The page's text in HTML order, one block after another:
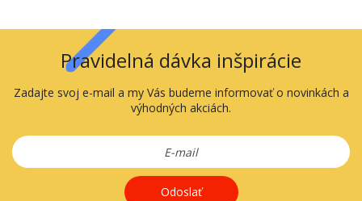
Pravidelná dávka inšpirácie
Zadajte svoj e-mail a my Vás budeme informovať o novinkách a
výhodných akciách.
Odoslať